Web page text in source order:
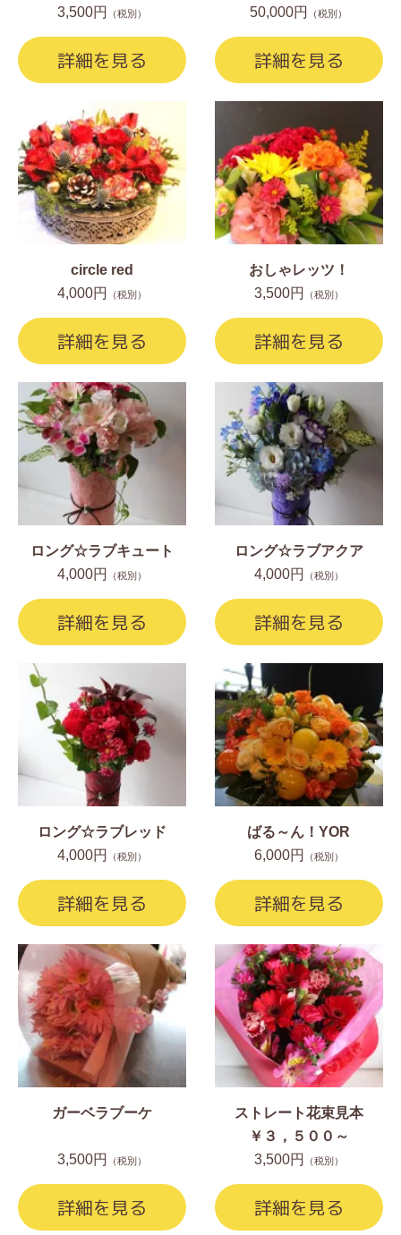
3,500円 （税別）
詳細を見る
50,000円 （税別）
詳細を見る
circle red
4,000円
（税別）
詳細を見る
おしゃレッツ！
3,500円
（税別）
詳細を見る
ロング☆ラブキュート
4,000円
（税別）
詳細を見る
ロング☆ラブアクア
4,000円
（税別）
詳細を見る
ロング☆ラブレッド
4,000円
（税別）
詳細を見る
ばる～ん！YOR
6,000円
（税別）
詳細を見る
ガーベラブーケ
3,500円 （税別）
詳細を見る
ストレート花束見本
￥３，５００～
3,500円
（税別）
詳細を見る